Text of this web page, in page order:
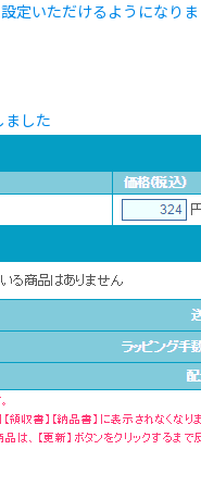
設定いただけるようになり
ました